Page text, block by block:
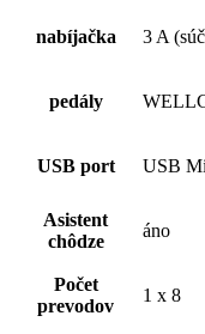
nabíjačka 3 A
pedály
USB port USB
Asistent
chôdze
áno
Počet
prevodov
1 x 8